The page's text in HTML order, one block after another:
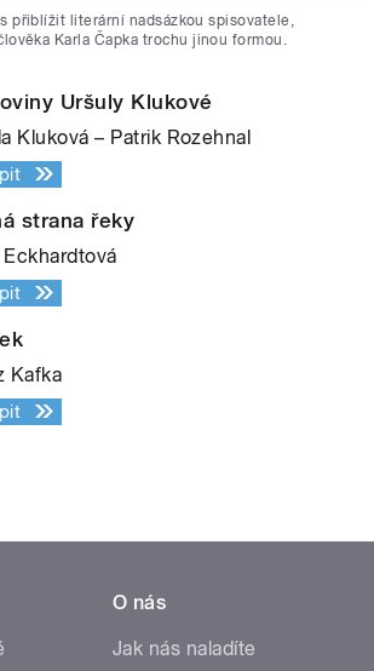
přiblížit literární nadsázkou spisovatele,
Karla Čapka trochu jinou formou.
Uršuly Klukové
Kluková – Patrik Rozehnal
strana řeky
Eckhardtová
Kafka
O nás
Jak nás naladíte